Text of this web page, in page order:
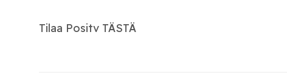
Tilaa Positv TÄSTÄ